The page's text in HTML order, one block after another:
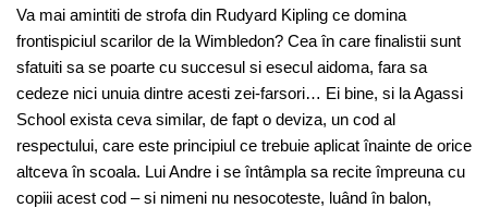
Va mai amintiti de strofa din Rudyard Kipling ce domina
frontispiciul scarilor de la Wimbledon? Cea în care finalistii sunt
sfatuiti sa se poarte cu succesul si esecul aidoma, fara sa
cedeze nici unuia dintre acesti zei-farsori… Ei bine, si la Agassi
School exista ceva similar, de fapt o deviza, un cod al
respectului, care este principiul ce trebuie aplicat înainte de orice
altceva în scoala. Lui Andre i se întâmpla sa recite împreuna cu
copiii acest cod – si nimeni nu nesocoteste, luând în balon,